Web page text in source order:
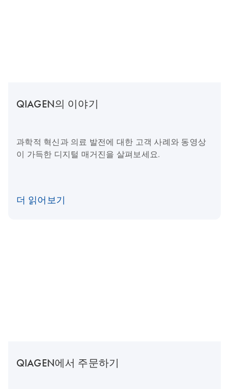
QIAGEN의 이야기
과학적 혁신과 의료 발전에 대한 고객 사례와 동영상
이 가득한 디지털 매거진을 살펴보세요.
더 읽어보기
QIAGEN에서 주문하기